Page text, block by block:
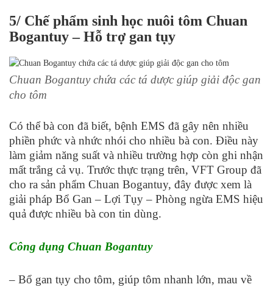
5/ Chế phẩm sinh học nuôi tôm Chuan
Bogantuy – Hỗ trợ gan tụy
Chuan Bogantuy chứa các tá dược giúp giải độc gan
cho tôm
Có thể bà con đã biết, bệnh EMS đã gây nên nhiều
phiền phức và nhức nhói cho nhiều bà con. Điều này
làm giảm năng suất và nhiều trường hợp còn ghi nhận
mất trắng cả vụ. Trước thực trạng trên, VFT Group đã
cho ra sản phẩm Chuan Bogantuy, đây được xem là
giải pháp Bổ Gan – Lợi Tụy – Phòng ngừa EMS hiệu
quả được nhiều bà con tin dùng.
Công dụng Chuan Bogantuy
– Bổ gan tụy cho tôm, giúp tôm nhanh lớn, mau về